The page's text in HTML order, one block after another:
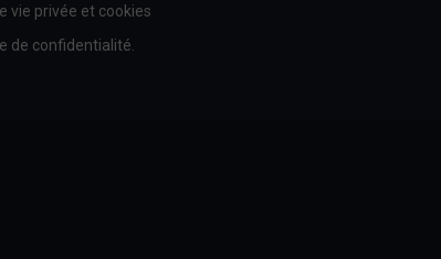
vie privée et cookies
de confidentialité.